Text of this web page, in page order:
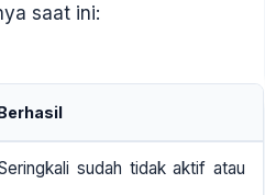
saat ini:
sudah tidak aktif atau